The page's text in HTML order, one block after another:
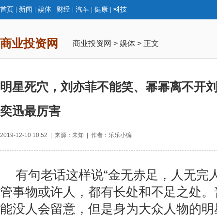
首页 新闻 娱体 财经 汽车 健康 科技
商业投资网 商业投资网 > 娱体 > 正文
明星死穴，刘亦菲不能笑、幂幂离不开
奕迅最厉害
2019-12-10 10:52 | 来源：未知 | 作者：乐乐小编
有句老话这样说“金无赤足，人无完
管事物或许人，都有长处和不足之处
能没人会留意，但是身为大众人物的